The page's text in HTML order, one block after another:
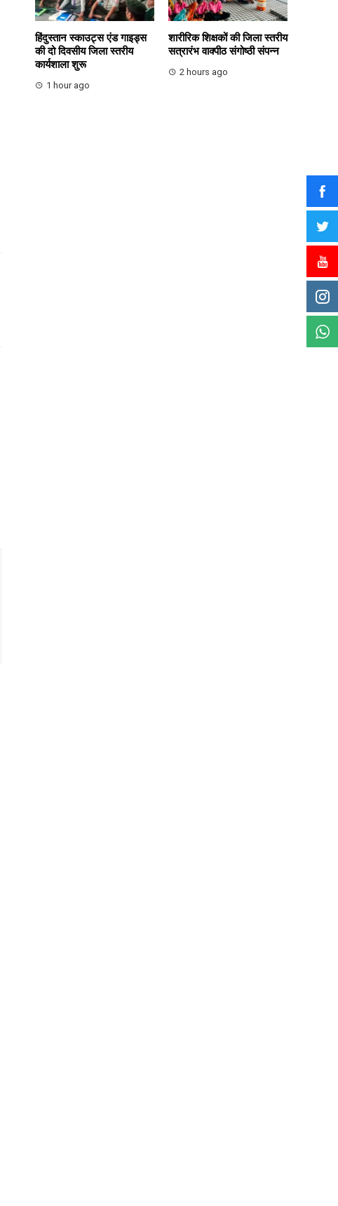
हिंदुस्तान स्काउट्स एंड गाइड्स
की दो दिवसीय जिला स्तरीय
कार्यशाला शुरू
1 hour ago
शारीरिक शिक्षकों की जिला स्तरीय
सत्रारंभ वाक्पीठ संगोष्ठी संपन्न
2 hours ago